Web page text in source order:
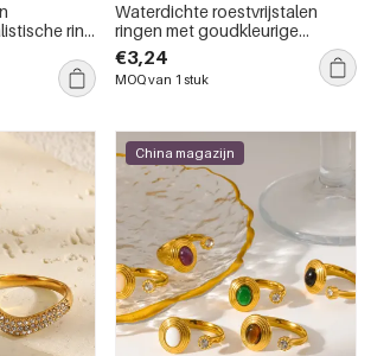
ring
Waterdichte roestvrijstalen
ringen met goudkleurige
edelstenen
€3,24
MOQ van 1 stuk
China magazijn